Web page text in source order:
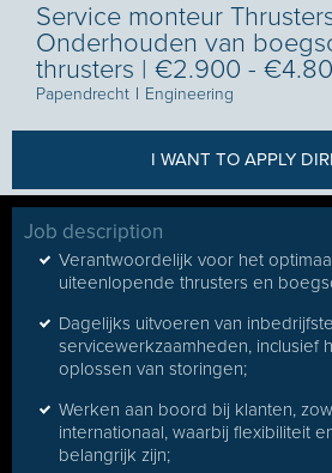
Service monteur
Onderhouden van
thrusters | €2.900 -
Papendrecht I Engineering
I WANT TO APPLY
Job description
Verantwoordelijk voor het
uiteenlopende thrusters en
Dagelijks uitvoeren van
servicewerkzaamheden, inclusief
oplossen van storingen;
Werken aan boord bij klanten,
internationaal, waarbij flexibiliteit
belangrijk zijn;